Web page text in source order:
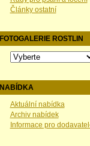
Články ostatní
FOTOGALERIE ROSTLIN
NABÍDKA
Aktuální nabídka
Archiv nabídek
Informace pro